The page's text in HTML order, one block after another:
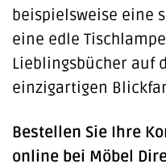
beispielsweise eine
eine edle
Lieblingsbücher auf
einzigartigen
Bestellen Sie Ihre
online bei Möbel